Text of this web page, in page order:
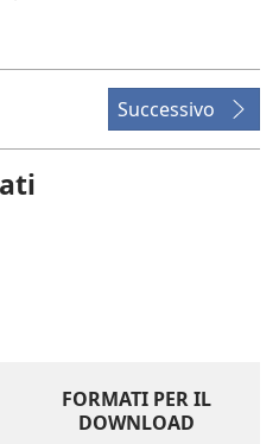
Successivo
FORMATI PER IL
DOWNLOAD